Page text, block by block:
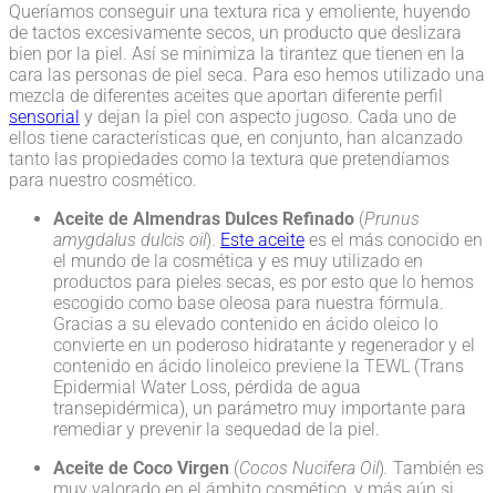
Queríamos conseguir una textura rica y emoliente, huyendo
de tactos excesivamente secos, un producto que deslizara
bien por la piel. Así se minimiza la tirantez que tienen en la
cara las personas de piel seca. Para eso hemos utilizado una
mezcla de diferentes aceites que aportan diferente perfil
sensorial y dejan la piel con aspecto jugoso. Cada uno de
ellos tiene características que, en conjunto, han alcanzado
tanto las propiedades como la textura que pretendíamos
para nuestro cosmético.
Aceite de Almendras Dulces Refinado (Prunus
amygdalus dulcis oil). Este aceite es el más conocido en
el mundo de la cosmética y es muy utilizado en
productos para pieles secas, es por esto que lo hemos
escogido como base oleosa para nuestra fórmula.
Gracias a su elevado contenido en ácido oleico lo
convierte en un poderoso hidratante y regenerador y el
contenido en ácido linoleico previene la TEWL (Trans
Epidermial Water Loss, pérdida de agua
transepidérmica), un parámetro muy importante para
remediar y prevenir la sequedad de la piel.
Aceite de Coco Virgen (Cocos Nucifera Oil). También es